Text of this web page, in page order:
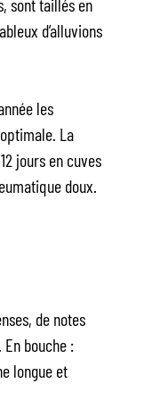
sont taillés en
d’alluvions
les
La
jours en cuves
doux.
de notes
bouche :
longue et